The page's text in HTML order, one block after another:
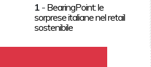
1 - BearingPoint: le
sorprese italiane nel retail
sostenibile